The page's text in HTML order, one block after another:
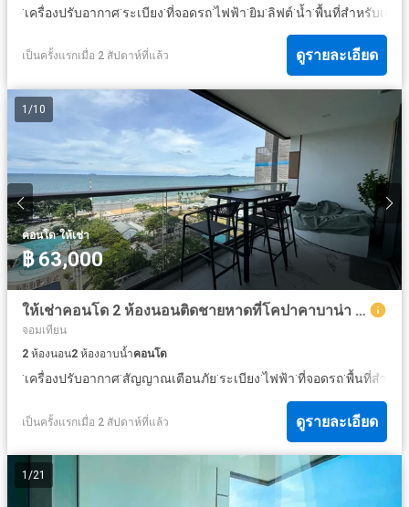
·เครื่องปรับอากาศ·ระเบียง·ที่จอดรถ·ไฟฟ้า·ยิม·ลิฟต์·น้ำ·พื้นที่สำหรับเด็ก
เป็นครั้งแรกเมื่อ 2 สัปดาห์ที่แล้ว ดูรายละเอียด
1 /10
คอนโด·ให้เช่า
฿ 63,000
ให้เช่าคอนโด 2 ห้องนอนติดชายหาดที่โคปาคาบาน่า จอมเทียน
จอมเทียน
2 ห้องนอน2 ห้องอาบน้ำคอนโด
·เครื่องปรับอากาศ·สัญญาณเตือนภัย·ระเบียง·ไฟฟ้า·ที่จอดรถ·พื้นที่สำหรั
เป็นครั้งแรกเมื่อ 2 สัปดาห์ที่แล้ว ดูรายละเอียด
1 /21